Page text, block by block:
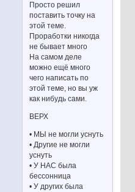
Просто решил
поставить точку на
этой теме.
Проработки никогда
не бывает много
На самом деле
можно ещё много
чего написать по
этой теме, но вы уж
как нибудь сами.
ВЕРХ
• МЫ не могли уснуть
• Другие не могли
уснуть
• У НАС была
бессонница
• У других была